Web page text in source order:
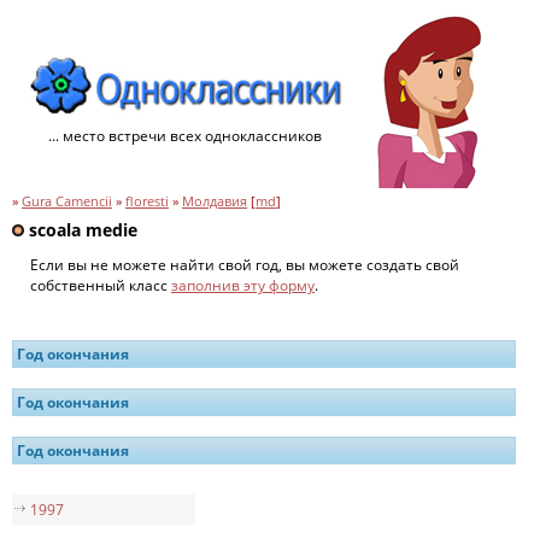
... место встречи всех одноклассников
» Gura Camencii » floresti » Молдавия [md]
scoala medie
Если вы не можете найти свой год, вы можете создать свой
собственный классзаполнив эту форму.
Год окончания
Год окончания
Год окончания
1997